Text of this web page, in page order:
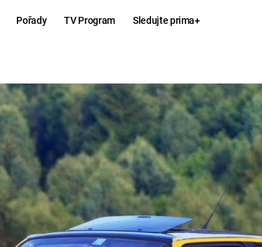
Pořady TV Program Sledujte prima+
Hry
MAFIA
GTA 6
KINGDOM
COME:
DELIVERANCE
Zábava
CHUCK